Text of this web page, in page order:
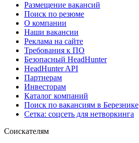
Размещение вакансий
Поиск по резюме
О компании
Наши вакансии
Реклама на сайте
Требования к ПО
Безопасный HeadHunter
HeadHunter API
Партнерам
Инвесторам
Каталог компаний
Поиск по вакансиям в Березнике
Сетка: соцсеть для нетворкинга
Соискателям